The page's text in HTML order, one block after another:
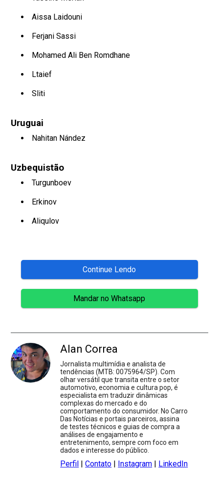
Aissa Laidouni
Ferjani Sassi
Mohamed Ali Ben Romdhane
Ltaief
Sliti
Uruguai
Nahitan Nández
Uzbequistão
Turgunboev
Erkinov
Aliqulov
Continue Lendo
Mandar no Whatsapp
Alan Correa
Jornalista multimídia e analista de
tendências (MTB: 0075964/SP). Com
olhar versátil que transita entre o setor
automotivo, economia e cultura pop, é
especialista em traduzir dinâmicas
complexas do mercado e do
comportamento do consumidor. No Carro
Das Notícias e portais parceiros, assina
de testes técnicos e guias de compra a
análises de engajamento e
entretenimento, sempre com foco em
dados e interesse do público.
Perfil |Contato | Instagram | LinkedIn